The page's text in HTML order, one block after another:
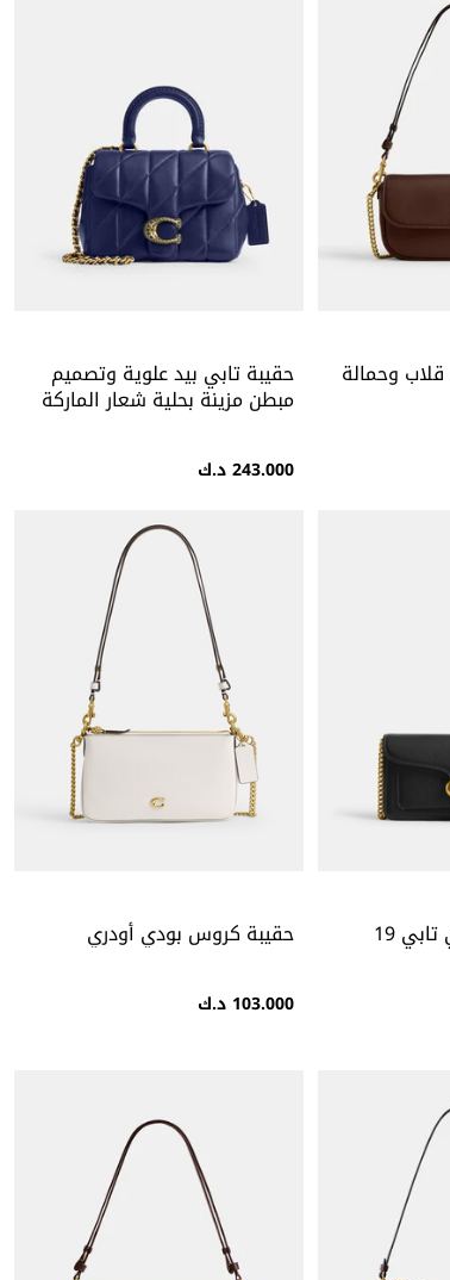
وحمالة حقيبة تابي بيد علوية وتصميم
مبطن مزينة بحلية شعار الماركة
243.000 د.ك
حقيبة كروس بودي تابي 19 حقيبة كروس بودي أودري
103.000 د.ك